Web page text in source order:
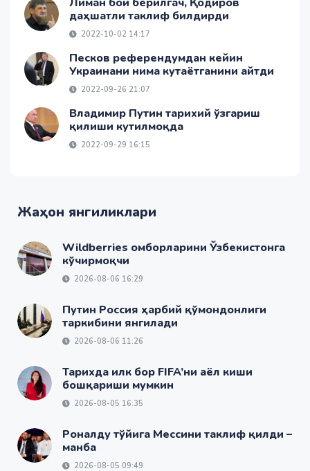
даҳшатли таклиф билдирди
2022-10-02 14:17
Песков референдумдан кейин
Украинани нима кутаётганини айтди
2022-09-26 21:07
Владимир Путин тарихий ўзгариш
қилиши кутилмоқда
2022-09-29 16:15
Жаҳон янгиликлари
Wildberries омборларини Ўзбекистонга
кўчирмоқчи
2026-08-06 16:29
Путин Россия ҳарбий қўмондонлиги
таркибини янгилади
2026-08-06 11:26
Тарихда илк бор FIFA’ни аёл киши
бошқариши мумкин
2026-08-05 16:35
Роналду тўйига Мессини таклиф қилди –
манба
2026-08-05 09:49